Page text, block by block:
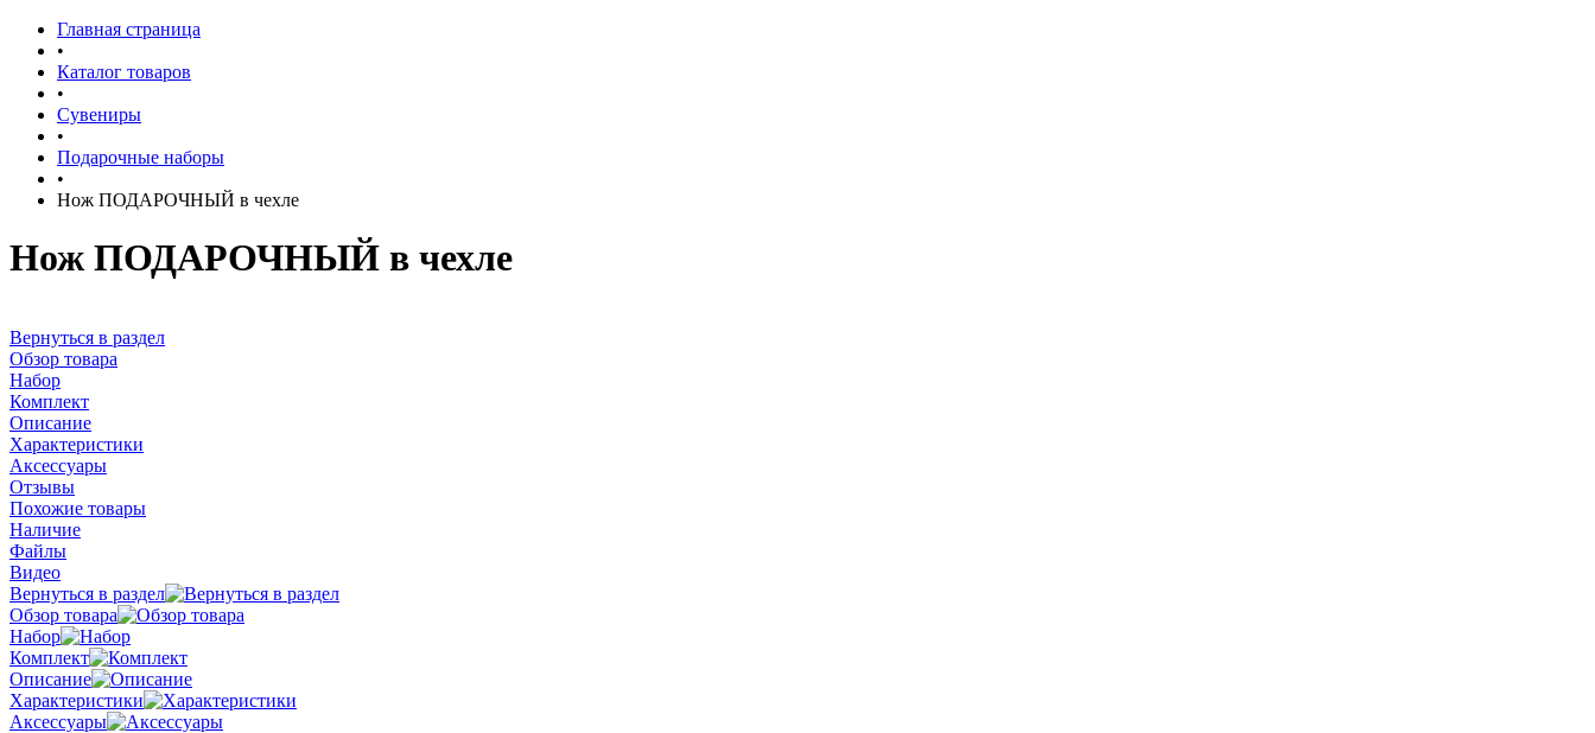
Главная страница
•
Каталог товаров
•
Сувениры
•
Подарочные наборы
•
Нож ПОДАРОЧНЫЙ в чехле
Нож ПОДАРОЧНЫЙ в чехле
Вернуться в раздел
Обзор товара
Набор
Комплект
Описание
Характеристики
Аксессуары
Отзывы
Похожие товары
Наличие
Файлы
Видео
Вернуться в раздел
Обзор товара
Набор
Комплект
Описание
Характеристики
Аксессуары